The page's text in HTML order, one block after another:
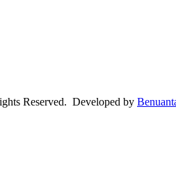
Reserved. Developed by